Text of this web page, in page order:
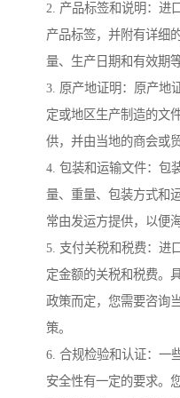
2. 产品标签和说明：进
产品标签，并附有详细
量、生产日期和有效期等
3. 原产地证明：原产地
定或地区生产制造的文
供，并由当地的商会或
4. 包装和运输文件：包
量、重量、包装方式和
常由发运方提供，以便
5. 支付关税和税费：进
定金额的关税和税费。
政策而定，您需要咨询
策。
6. 合规检验和认证：一
安全性有一定的要求。